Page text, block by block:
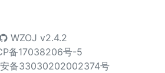
WZOJ v2.4.2
备17038206号-5
备33030202002374号